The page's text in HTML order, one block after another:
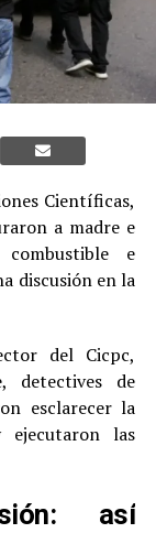
Científicas,
a madre e
e
discusión en la
del Cicpc,
detectives de
esclarecer la
las
así